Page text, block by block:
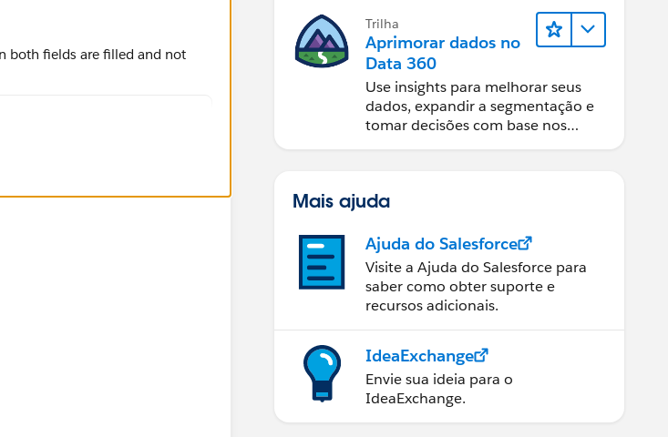
both fields are filled and not
Trilha
Aprimorar dados no
Data 360
Use insights para melhorar seus
dados, expandir a segmentação e
tomar decisões com base nos
Mais ajuda
Ajuda do Salesforce
Visite a Ajuda do Salesforce para
saber como obter suporte e
recursos adicionais.
IdeaExchange
Envie sua ideia para o
IdeaExchange.